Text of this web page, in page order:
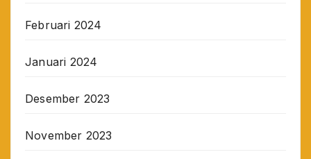
Februari 2024
Januari 2024
Desember 2023
November 2023